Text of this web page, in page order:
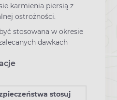
karmienia piersią z
ostrożności.
stosowana w okresie
dawkach
stosuj